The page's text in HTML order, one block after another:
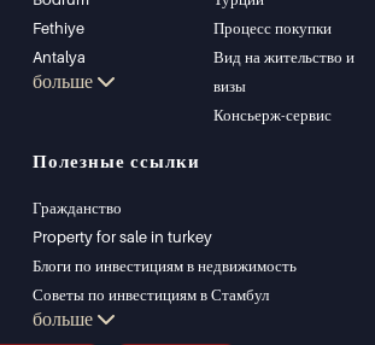
Fethiye
Antalya
Kalkan
Bursa
Gocek
Side
Kemer
Dalyan
Izmir
больше
Процесс покупки
Вид на жительство и
визы
Консьерж-сервис
Полезные ссылки
Гражданство
Property for sale in turkey
Блоги по инвестициям в недвижимость
Советы по инвестициям в Стамбул
Управление PT
больше